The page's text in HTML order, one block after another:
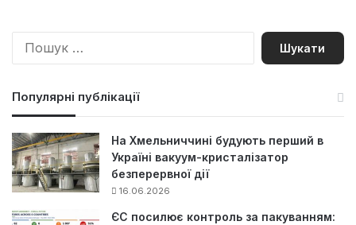
П
Популярні публікації
На Хмельниччині будують перший в
Україні вакуум-кристалізатор
безперервної дії
16.06.2026
ЄС посилює контроль за пакуванням: